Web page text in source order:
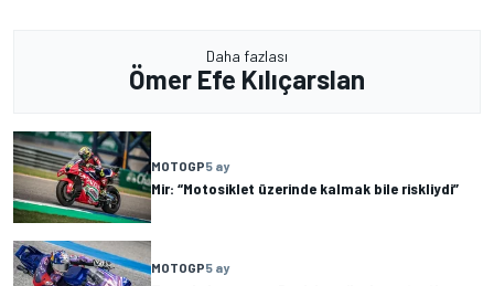
Daha fazlası
Ömer Efe Kılıçarslan
MOTOGP5 ay
Mir: “Motosiklet üzerinde kalmak bile riskliydi”
MOTOGP5 ay